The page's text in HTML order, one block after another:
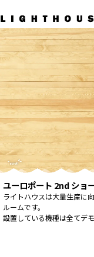
ユーロポート 2nd ショ
ライトハウスは大量生産に
ルームです。
設置している機種は全てデ